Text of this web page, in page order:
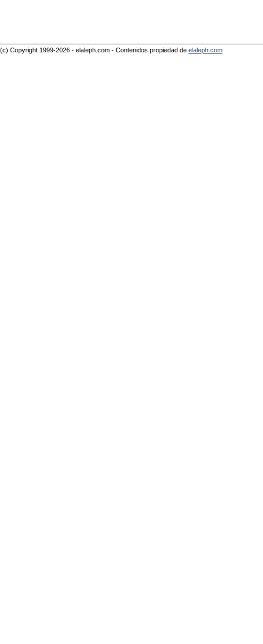
(c) Copyright 1999-2026 - elaleph.com - Contenidos propiedad de elaleph.com